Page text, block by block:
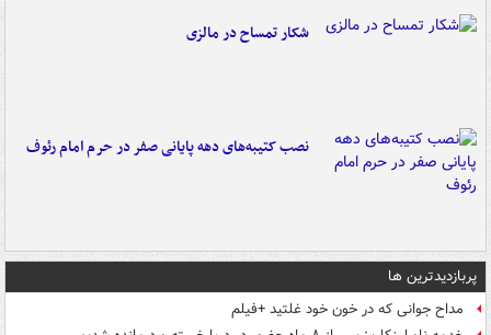
شکار تمساح در مالزی
نصب کتیبه‌های دهه پایانی صفر در حرم امام رئوف
پربازدیدترین ها
مداح جوانی که در خون خود غلتید +فیلم